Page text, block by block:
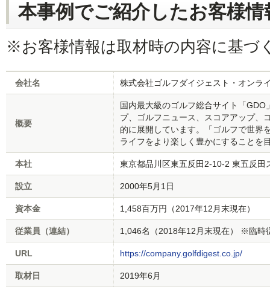
本事例でご紹介したお客様情
※お客様情報は取材時の内容に基づ
会社名 株式会社ゴルフダイジェスト・オンラ
概要
国内最大級のゴルフ総合サイト「
プ、ゴルフニュース、スコアアップ、
的に展開しています。「ゴルフで世界
ライフをより楽しく豊かにすることを
本社 東京都品川区東五反田2-10-2 東五反田
設立 2000年5月1日
資本金 1,458百万円（2017年12月末現在）
従業員（連結） 1,046名（2018年12月末現在） ※臨時
URL https://company.golfdigest.co.jp/
取材日 2019年6月